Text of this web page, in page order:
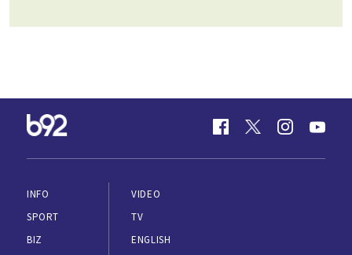
INFO
SPORT
BIZ
VIDEO
TV
ENGLISH